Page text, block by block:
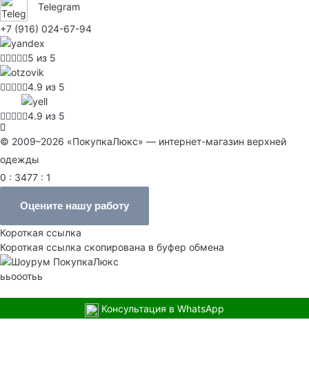
Telegram
+7 (916) 024-67-94
5 из 5
4.9 из 5
4.9 из 5
© 2009–2026 «ПокупкаЛюкс» — интернет-магазин верхней
одежды
0 : 3477 : 1
Оцените нашу работу
Короткая ссылка
Короткая ссылка скопирована в буфер обмена
ььооотьь
Консультация в WhatsApp